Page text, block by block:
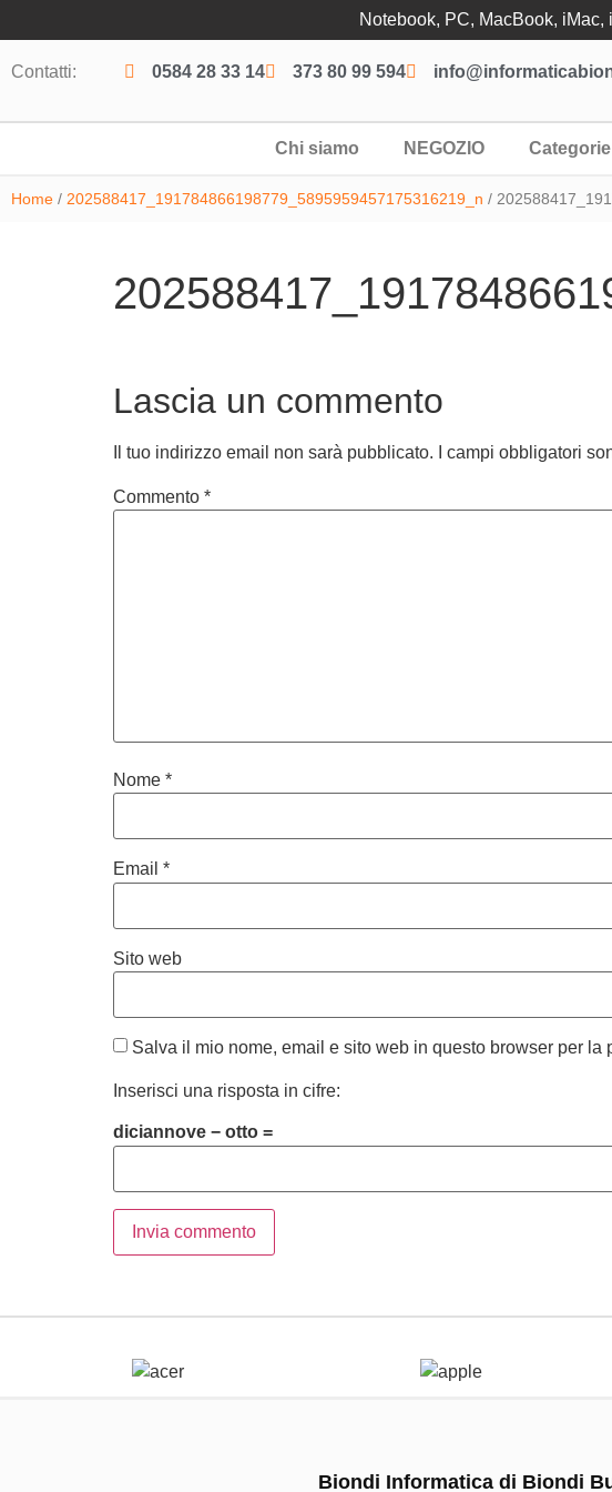
Notebook, PC, MacBook,
Contatti: 0584 28 33 14 373 80 99 594
Chi siamo NEGOZIO Categorie
Home / 202588417_191784866198779_5895959457175316219_n /
Lascia un commento
Il tuo indirizzo email non sarà pubblicato. I campi obbligatori
Commento *
Nome *
Email *
Sito web
Salva il mio nome, email e sito web in questo browser per la
Inserisci una risposta in cifre:
diciannove − otto =
Biondi Informatica di Biondi